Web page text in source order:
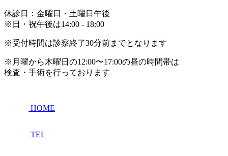
休診日：金曜日・土曜日午後
※日・祝午後は14:00 - 18:00
※受付時間は診察終了30分前までとなります
※月曜から木曜日の12:00〜17:00の昼の時間帯は
検査・手術を行っております
HOME
TEL